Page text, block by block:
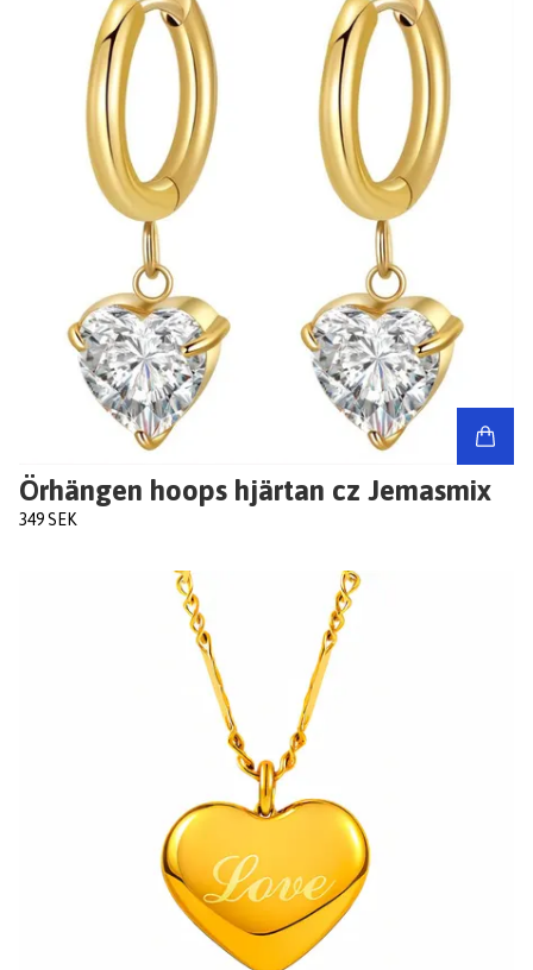
Örhängen hoops hjärtan cz Jemasmix
349 SEK